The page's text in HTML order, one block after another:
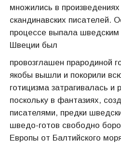
множились в
скандинавских писателей.
процессе выпала
Швеции был
провозглашен прародиной
якобы вышли и покорили
готицизма затрагивалась и
поскольку в фантазиях,
писателями, предки
шведо-готов свободно
Европы от Балтийского